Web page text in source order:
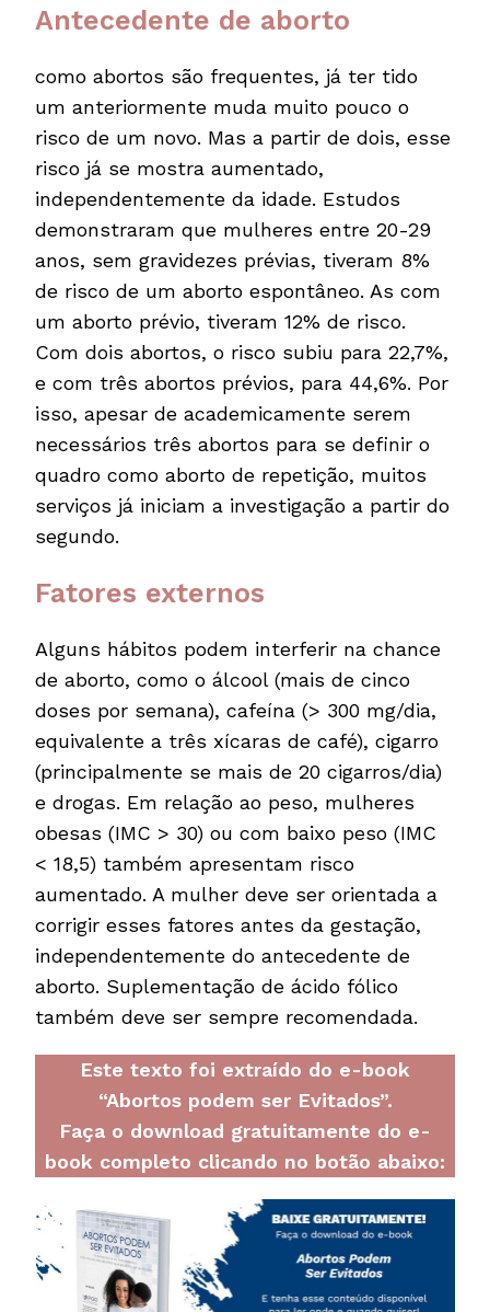
Antecedente de aborto
como abortos são frequentes, já ter tido
um anteriormente muda muito pouco o
risco de um novo. Mas a partir de dois, esse
risco já se mostra aumentado,
independentemente da idade. Estudos
demonstraram que mulheres entre 20-29
anos, sem gravidezes prévias, tiveram 8%
de risco de um aborto espontâneo. As com
um aborto prévio, tiveram 12% de risco.
Com dois abortos, o risco subiu para 22,7%,
e com três abortos prévios, para 44,6%. Por
isso, apesar de academicamente serem
necessários três abortos para se definir o
quadro como aborto de repetição, muitos
serviços já iniciam a investigação a partir do
segundo.
Fatores externos
Alguns hábitos podem interferir na chance
de aborto, como o álcool (mais de cinco
doses por semana), cafeína (> 300 mg/dia,
equivalente a três xícaras de café), cigarro
(principalmente se mais de 20 cigarros/dia)
e drogas. Em relação ao peso, mulheres
obesas (IMC > 30) ou com baixo peso (IMC
< 18,5) também apresentam risco
aumentado. A mulher deve ser orientada a
corrigir esses fatores antes da gestação,
independentemente do antecedente de
aborto. Suplementação de ácido fólico
também deve ser sempre recomendada.
Este texto foi extraído do e-book
“Abortos podem ser Evitados”.
Faça o download gratuitamente do e-
book completo clicando no botão abaixo: